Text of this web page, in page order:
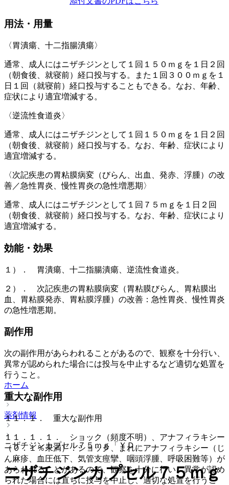
用法・用量
〈胃潰瘍、十二指腸潰瘍〉
通常、成人にはニザチジンとして１回１５０ｍｇを１日２回
（朝食後、就寝前）経口投与する。また１回３００ｍｇを１
日１回（就寝前）経口投与することもできる。なお、年齢、
症状により適宜増減する。
〈逆流性食道炎〉
通常、成人にはニザチジンとして１回１５０ｍｇを１日２回
（朝食後、就寝前）経口投与する。なお、年齢、症状により
適宜増減する。
〈次記疾患の胃粘膜病変（びらん、出血、発赤、浮腫）の改
善／急性胃炎、慢性胃炎の急性増悪期〉
通常、成人にはニザチジンとして１回７５ｍｇを１日２回
（朝食後、就寝前）経口投与する。なお、年齢、症状により
適宜増減する。
効能・効果
１）． 胃潰瘍、十二指腸潰瘍、逆流性食道炎。
２）． 次記疾患の胃粘膜病変（胃粘膜びらん、胃粘膜出
血、胃粘膜発赤、胃粘膜浮腫）の改善：急性胃炎、慢性胃炎
の急性増悪期。
副作用
次の副作用があらわれることがあるので、観察を十分行い、
異常が認められた場合には投与を中止するなど適切な処置を
行うこと。
重大な副作用
１１．１． 重大な副作用
１１．１．１． ショック（頻度不明）、アナフィラキシー
（０．１％未満）：ショック、まれにアナフィラキシー（じ
ん麻疹、血圧低下、気管支痙攣、咽頭浮腫、呼吸困難等）が
あらわれることがあるので、観察を十分に行い、異常が認め
られた場合には直ちに投与を中止し、適切な処置を行うこ
ホーム
薬剤情報
ニザチジンカプセル７５ｍｇ「ＹＤ」
ニザチジンカプセル７５ｍｇ